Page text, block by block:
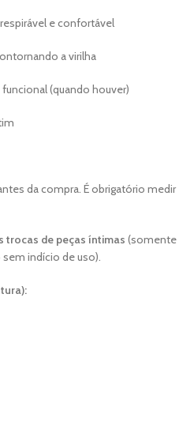
e confortável
a virilha
(quando houver)
da compra. É obrigatório medir
trocas de peças íntimas (somente
indício de uso).